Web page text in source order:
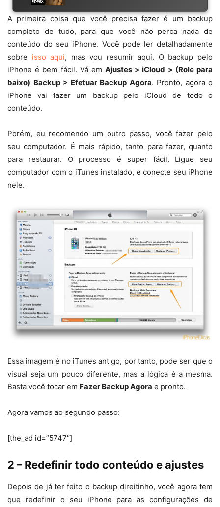
A primeira coisa que você precisa fazer é um backup
completo de tudo, para que você não perca nada de
conteúdo do seu iPhone. Você pode ler detalhadamente
sobre isso aqui, mas vou resumir aqui. O backup pelo
iPhone é bem fácil. Vá emAjustes > iCloud > (Role para
baixo) Backup > Efetuar Backup Agora. Pronto, agora o
iPhone vai fazer um backup pelo iCloud de todo o
conteúdo.
Porém, eu recomendo um outro passo, você fazer pelo
seu computador. É mais rápido, tanto para fazer, quanto
para restaurar. O processo é super fácil. Ligue seu
computador com o iTunes instalado, e conecte seu iPhone
nele.
Essa imagem é no iTunes antigo, por tanto, pode ser que o
visual seja um pouco diferente, mas a lógica é a mesma.
Basta você tocar em Fazer Backup Agora e pronto.
Agora vamos ao segundo passo:
[the_ad id=”5747″]
2 – Redefinir todo conteúdo e ajustes
Depois de já ter feito o backup direitinho, você agora tem
que redefinir o seu iPhone para as configurações de